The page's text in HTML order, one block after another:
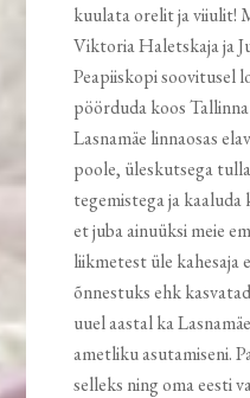
kuulata orelit ja viiulit!
Viktoria Haletskaja ja
Peapiiskopi soovitusel
pöörduda koos
Lasnamäe linnaosas
poole, üleskutsega
tegemistega ja kaaluda
et juba ainuüksi meie
liikmetest üle kahesaja
õnnestuks ehk
uuel aastal ka
ametliku asutamiseni.
selleks ning oma eesti